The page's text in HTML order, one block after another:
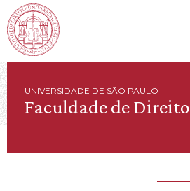
UNIVERSIDADE DE SÃO PAULO
Faculdade de Direito